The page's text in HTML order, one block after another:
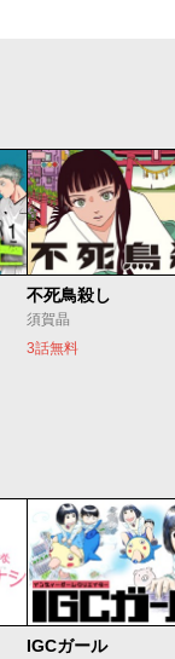
不死鳥殺し
須賀晶
3話無料
IGCガール